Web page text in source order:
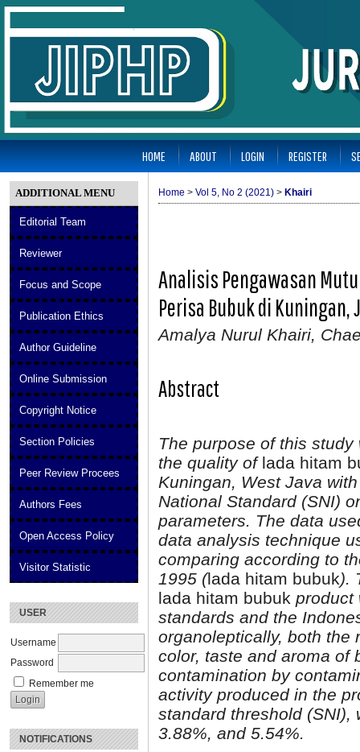
ADDITIONAL MENU
Editorial Team
Reviewer
Focus and Scope
Publication Ethics
Author Guideline
Online Submission
Copyright Notice
Section Policies
Peer Review Procees
Authors Fees
Open Access Policy
Visitor Statistic
USER
Username
Password
Remember me
NOTIFICATIONS
HOME ABOUT LOGIN REGISTER
Home > Vol 5, No 2 (2021) > Khairi
Analisis Pengawasan
Perisa Bubuk di Kuningan,
Amalya Nurul Khairi,
Abstract
The purpose of this
the quality of lada hitam
Kuningan, West Java
National Standard (SNI)
parameters. The data
data analysis technique
comparing according to
1995 (lada hitam bubuk).
lada hitam bubuk product
standards and the
organoleptically, both the
color, taste and aroma of
contamination by
activity produced in the
standard threshold
3.88%, and 5.54%.